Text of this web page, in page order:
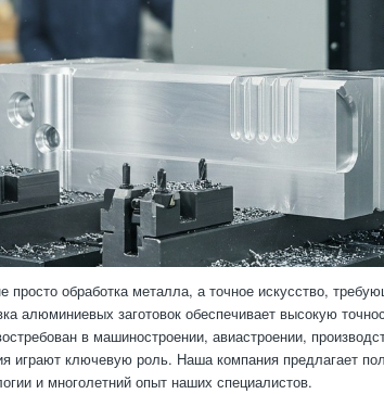
обработка металла, а точное искусство,
алюминиевых заготовок обеспечивает высокую
в машиностроении, авиастроении,
играют ключевую роль. Наша компания предлагает
и многолетний опыт наших специалистов.